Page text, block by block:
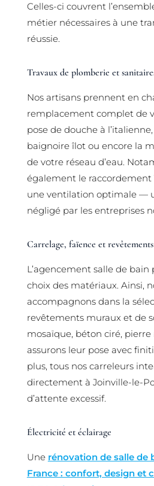
Celles-ci couvrent
métier nécessaires à une
réussie.
Travaux de plomberie et
Nos artisans prennent en
remplacement complet de
pose de douche à
baignoire îlot ou encore la
de votre réseau d’eau.
également le raccordement
une ventilation optimale —
négligé par les entreprises
Carrelage, faïence et revêtements
L’agencement salle de bain
choix des matériaux. Ainsi,
accompagnons dans la
revêtements muraux et de
mosaïque, béton ciré,
assurons leur pose avec
plus, tous nos carreleurs
directement à Joinville-le-
d’attente excessif.
Électricité et éclairage
Une rénovation de salle de
France : confort, design et